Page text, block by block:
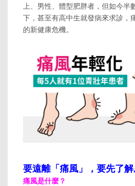
上、男性、體型肥胖者，但如今半
下，甚至有高中生就發病來求診，
的新健康危機。
要遠離「痛風」，要先了
痛風是什麼？